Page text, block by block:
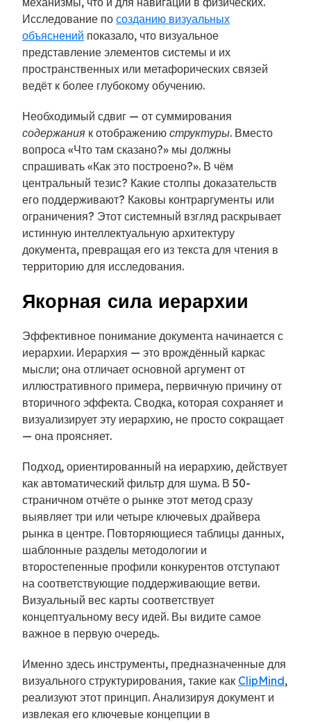
Исследование по созданию визуальных
объяснений показало, что визуальное
представление элементов системы и их
пространственных или метафорических связей
ведёт к более глубокому обучению.
Необходимый сдвиг — от суммирования
содержания к отображению структуры. Вместо
вопроса «Что там сказано?» мы должны
спрашивать «Как это построено?». В чём
центральный тезис? Какие столпы доказательств
его поддерживают? Каковы контраргументы или
ограничения? Этот системный взгляд раскрывает
истинную интеллектуальную архитектуру
документа, превращая его из текста для чтения в
территорию для исследования.
Якорная сила иерархии
Эффективное понимание документа начинается с
иерархии. Иерархия — это врождённый каркас
мысли; она отличает основной аргумент от
иллюстративного примера, первичную причину от
вторичного эффекта. Сводка, которая сохраняет и
визуализирует эту иерархию, не просто сокращает
— она проясняет.
Подход, ориентированный на иерархию, действует
как автоматический фильтр для шума. В 50-
страничном отчёте о рынке этот метод сразу
выявляет три или четыре ключевых драйвера
рынка в центре. Повторяющиеся таблицы данных,
шаблонные разделы методологии и
второстепенные профили конкурентов отступают
на соответствующие поддерживающие ветви.
Визуальный вес карты соответствует
концептуальному весу идей. Вы видите самое
важное в первую очередь.
Именно здесь инструменты, предназначенные для
визуального структурирования, такие как ClipMind,
реализуют этот принцип. Анализируя документ и
извлекая его ключевые концепции в